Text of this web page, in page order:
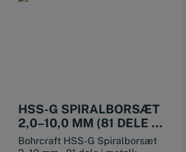
HSS-G SPIRALBORSÆT
2,0–10,0 MM (81 DELE I
METALKASSE)
Bohrcraft HSS-G Spiralborsæt